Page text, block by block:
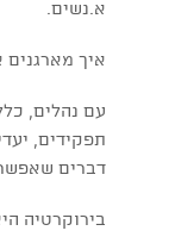
א.נשים.
איך מארגנים
עם נהלים,
תפקידים,
דברים
בירוקרטיה